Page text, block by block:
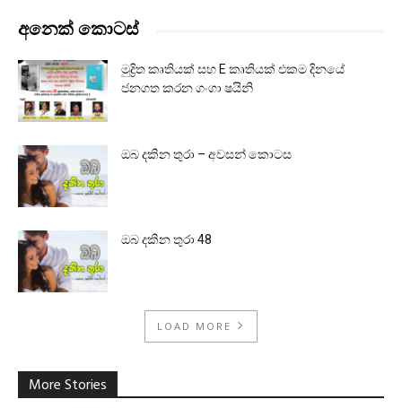
අනෙක් කොටස්
මුද්‍රිත කෘතියක් සහ E කෘතියක් එකම දිනයේ
ජනගත කරන ගංගා ෂයිනි
ඔබ දකින තුරා – අවසන් කොටස
ඔබ දකින තුරා 48
LOAD MORE
More Stories